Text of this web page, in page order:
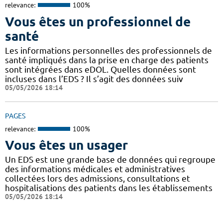
relevance: 100%
Vous êtes un professionnel de
santé
Les informations personnelles des professionnels de
santé impliqués dans la prise en charge des patients
sont intégrées dans eDOL. Quelles données sont
incluses dans l’EDS ? Il s’agit des données suiv
05/05/2026 18:14
PAGES
relevance: 100%
Vous êtes un usager
Un EDS est une grande base de données qui regroupe
des informations médicales et administratives
collectées lors des admissions, consultations et
hospitalisations des patients dans les établissements
05/05/2026 18:14